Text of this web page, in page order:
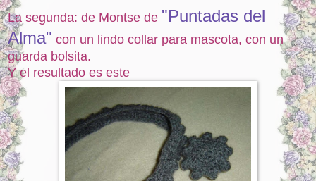
La segunda: de Montse de "Puntadas del
Alma" con un lindo collar para mascota, con un
guarda bolsita.
Y el resultado es este